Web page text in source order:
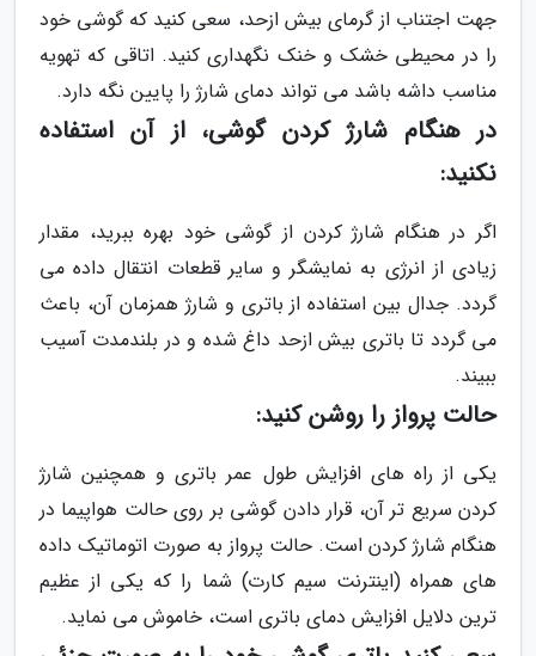
جهت اجتناب از گرمای بیش ازحد، سعی کنید که گوشی خود
را در محیطی خشک و خنک نگهداری کنید. اتاقی که تهویه
مناسب داشه باشد می تواند دمای شارژ را پایین نگه دارد.
در هنگام شارژ کردن گوشی، از آن استفاده
نکنید:
اگر در هنگام شارژ کردن از گوشی خود بهره ببرید، مقدار
زیادی از انرژی به نمایشگر و سایر قطعات انتقال داده می
گردد. جدال بین استفاده از باتری و شارژ همزمان آن، باعث
می گردد تا باتری بیش ازحد داغ شده و در بلندمدت آسیب
ببیند.
حالت پرواز را روشن کنید:
یکی از راه های افزایش طول عمر باتری و همچنین شارژ
کردن سریع تر آن، قرار دادن گوشی بر روی حالت هواپیما در
هنگام شارژ کردن است. حالت پرواز به صورت اتوماتیک داده
های همراه (اینترنت سیم کارت) شما را که یکی از عظیم
ترین دلایل افزایش دمای باتری است، خاموش می نماید.